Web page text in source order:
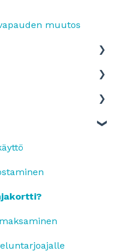
muutos
ja raportit
ilmottautuminen
käyttäminen
käyttö